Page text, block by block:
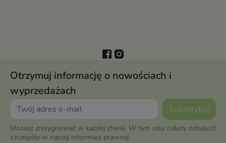
Otrzymuj informację o nowościach i
wyprzedażach
Możesz zrezygnować w każdej chwili. W tym celu należy odnaleźć
szczegóły w naszej informacji prawnej.